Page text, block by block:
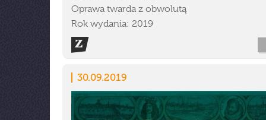
Oprawa twarda z obwolutą
Rok wydania: 2019
30.09.2019